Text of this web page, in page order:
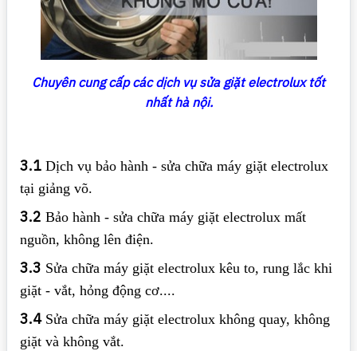
Chuyên cung cấp các dịch vụ sửa giặt electrolux tốt
nhất hà nội.
3.1 Dịch vụ bảo hành - sửa chữa máy giặt electrolux
tại giảng võ.
3.2 Bảo hành - sửa chữa máy giặt electrolux mất
nguồn, không lên điện.
3.3 Sửa chữa máy giặt electrolux kêu to, rung lắc khi
giặt - vắt, hỏng động cơ....
3.4Sửa chữa máy giặt electrolux không quay, không
giặt và không vắt.